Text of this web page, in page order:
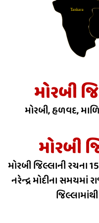
Tankara
મોરબી
મોરબી, હળવદ,
મોરબી
મોરબી જિલ્લાની રચના
નરેન્દ્ર મોદીના સમયમાં